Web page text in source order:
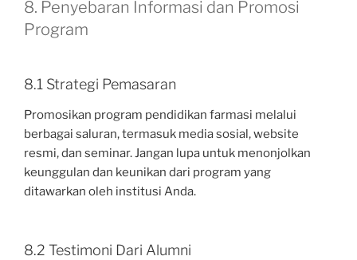
8. Penyebaran Informasi dan Promosi
Program
8.1 Strategi Pemasaran
Promosikan program pendidikan farmasi melalui
berbagai saluran, termasuk media sosial, website
resmi, dan seminar. Jangan lupa untuk menonjolkan
keunggulan dan keunikan dari program yang
ditawarkan oleh institusi Anda.
8.2 Testimoni Dari Alumni